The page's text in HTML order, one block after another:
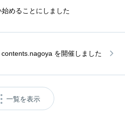
めることにしました
contents.nagoya を開催しました
一覧を表示